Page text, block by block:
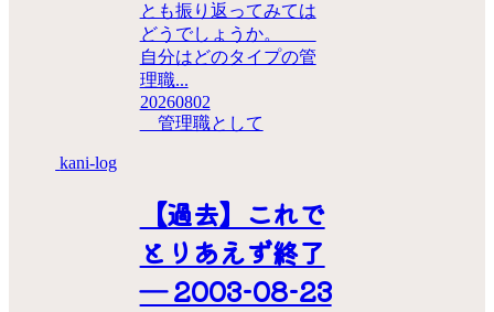
とも振り返ってみては
どうでしょうか。
自分はどのタイプの管
理職...
20260802
管理職として
kani-log
【過去】これで
とりあえず終了
― 2003-08-23